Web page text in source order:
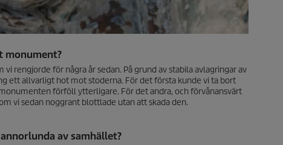
monument?
vi rengjorde för några år sedan. På grund av stabila avlagringar av
ett allvarligt hot mot stoderna. För det första kunde vi ta bort
förföll ytterligare. För det andra, och förvånansvärt
vi sedan noggrant blottlade utan att skada den.
av samhället?